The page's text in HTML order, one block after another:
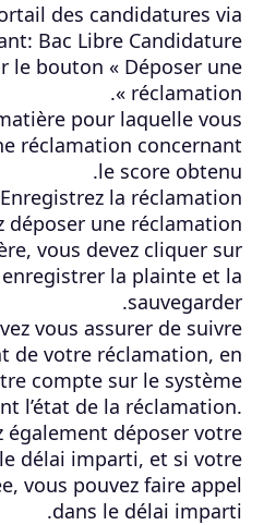
des candidatures via
Bac Libre Candidature
le bouton « Déposer une
réclamation ».
pour laquelle vous
réclamation concernant
le score obtenu.
Enregistrez la réclamation.
déposer une réclamation
vous devez cliquer sur
la plainte et la
sauvegarder.
vous assurer de suivre
de votre réclamation, en
compte sur le système
l’état de la réclamation.
également déposer votre
délai imparti, et si votre
vous pouvez faire appel
dans le délai imparti.